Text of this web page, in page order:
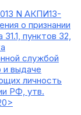
N АКПИ13-
о признании
пунктов 32,
службой
и выдаче
личность
РФ, утв.